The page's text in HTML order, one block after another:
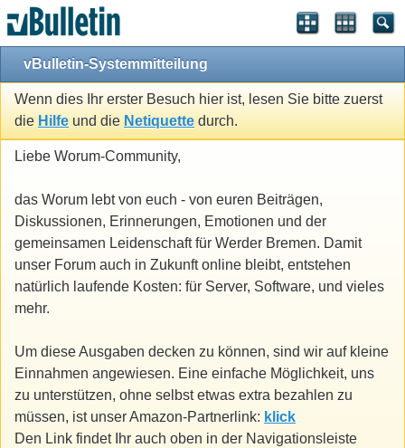
vBulletin-Systemmitteilung
Wenn dies Ihr erster Besuch hier ist, lesen Sie bitte zuerst
die Hilfe und die Netiquette durch.
Liebe Worum-Community,
das Worum lebt von euch - von euren Beiträgen,
Diskussionen, Erinnerungen, Emotionen und der
gemeinsamen Leidenschaft für Werder Bremen. Damit
unser Forum auch in Zukunft online bleibt, entstehen
natürlich laufende Kosten: für Server, Software, und vieles
mehr.
Um diese Ausgaben decken zu können, sind wir auf kleine
Einnahmen angewiesen. Eine einfache Möglichkeit, uns
zu unterstützen, ohne selbst etwas extra bezahlen zu
müssen, ist unser Amazon-Partnerlink: klick
Den Link findet Ihr auch oben in der Navigationsleiste